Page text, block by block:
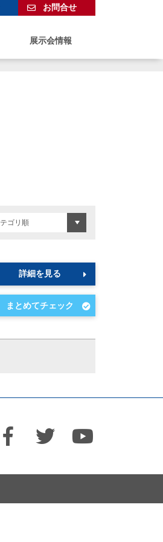
展示会情報
お問合せ
詳細を見る